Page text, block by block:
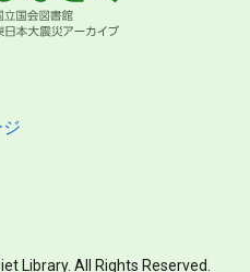
Library. All Rights Reserved.